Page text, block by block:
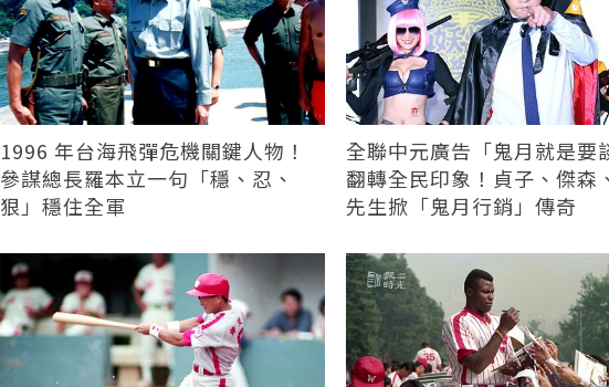
1996 年台海飛彈危機關鍵人物！
參謀總長羅本立一句「穩、忍、
狠」穩住全軍
全聯中元廣告「鬼月就是要
翻轉全民印象！貞子、傑森
先生掀「鬼月行銷」傳奇